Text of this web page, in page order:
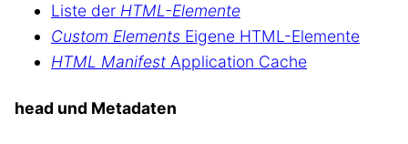
Liste der HTML-Elemente
Custom Elements Eigene HTML-Elemente
HTML Manifest Application Cache
head und Metadaten